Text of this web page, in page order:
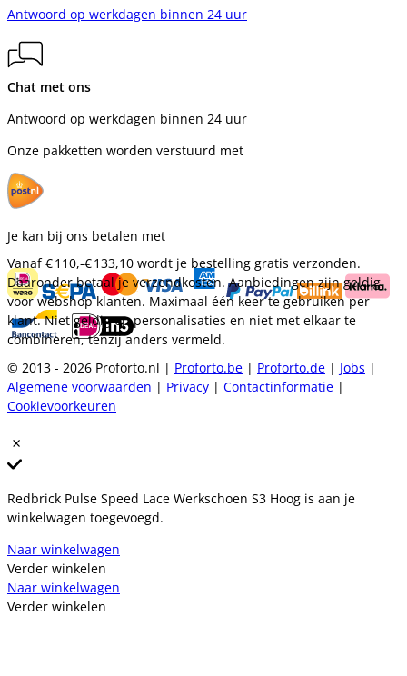
Antwoord op werkdagen binnen 24 uur
Chat met ons
Antwoord op werkdagen binnen 24 uur
Onze pakketten worden verstuurd met
Je kan bij ons betalen met
Vanaf€ 110,-€ 133,10 wordt je bestelling gratis verzonden.
Daaronder betaal je verzendkosten. Aanbiedingen zijn geldig
voor webshop klanten. Maximaal één keer te gebruiken per
klant. Niet geldig op personalisaties en niet met elkaar te
combineren, tenzij anders vermeld.
© 2013 - 2026 Proforto.nl | Proforto.be | Proforto.de | Jobs |
Algemene voorwaarden | Privacy | Contactinformatie |
Cookievoorkeuren
Redbrick Pulse Speed Lace Werkschoen S3 Hoog is aan je
winkelwagen toegevoegd.
Naar winkelwagen
Verder winkelen
Naar winkelwagen
Verder winkelen